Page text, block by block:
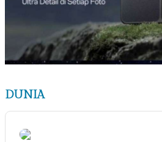
DUNIA